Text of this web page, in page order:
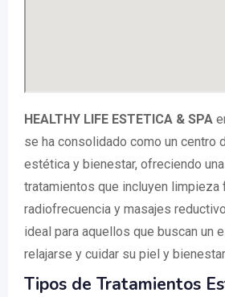
HEALTHY LIFE ESTETICA & SPA
se ha consolidado como un centro
estética y bienestar, ofreciendo
tratamientos que incluyen limpieza
radiofrecuencia y masajes
ideal para aquellos que buscan un
relajarse y cuidar su piel y
Tipos de Tratamientos